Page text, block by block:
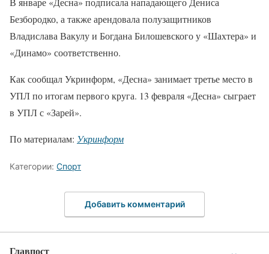
Безбородко, а также арендовала полузащитников
Владислава Вакулу и Богдана Билошевского у «Шахтера» и
«Динамо» соответственно.
Как сообщал Укринформ, «Десна» занимает третье место в
УПЛ по итогам первого круга. 13 февраля «Десна» сыграет
в УПЛ с «Зарей».
По материалам: Укринформ
Категории: Спорт
Добавить комментарий
Главпост